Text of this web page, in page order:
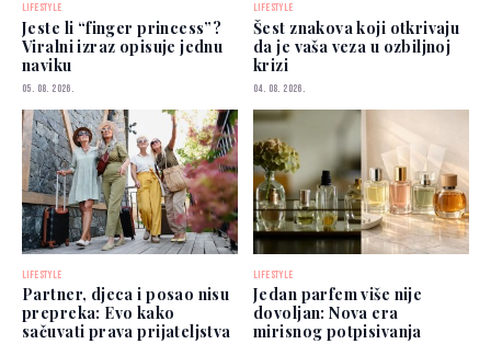
LIFESTYLE
Jeste li “finger princess”?
Viralni izraz opisuje jednu
naviku
05. 08. 2026.
LIFESTYLE
Šest znakova koji otkrivaju
da je vaša veza u ozbiljnoj
krizi
04. 08. 2026.
LIFESTYLE
Partner, djeca i posao nisu
prepreka: Evo kako
sačuvati prava prijateljstva
LIFESTYLE
Jedan parfem više nije
dovoljan: Nova era
mirisnog potpisivanja